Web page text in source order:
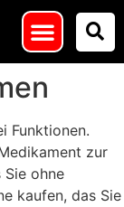
Funktionen.
zur
ohne
kaufen, das Sie